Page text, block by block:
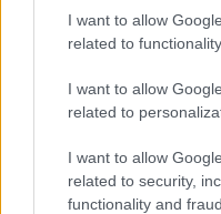
I want to allow
related to
I want to allow
related to
I want to allow
related to security,
functionality and
Además, entender
este caso, a los
las fortalezas y
puede ser el factor
traduce en el mundo